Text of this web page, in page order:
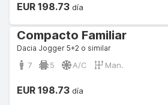
EUR 198.73 día
Compacto Familiar
Dacia Jogger 5+2 o similar
7 5 A/C Man.
EUR 198.73 día